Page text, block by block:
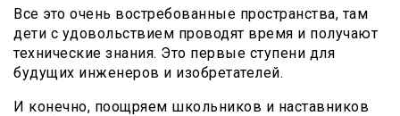
Все это очень востребованные пространства, там
дети с удовольствием проводят время и получают
технические знания. Это первые ступени для
будущих инженеров и изобретателей.
И конечно, поощряем школьников и наставников